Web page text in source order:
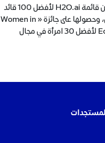
وقد نالت د. المزروعي تقديراً دولياً مرموقاً لإسهاماتها في الذكاء الاصطناعي، بما في ذلك إدراجها ضمن قائمة H2O.ai لأفضل 100 قائد
عالمي في الذكاء الاصطناعي، والاعتراف بها كإحدى أبرز النساء القياديات عالمياً في الذكاء الاصطناعي، وحصولها على جائزة « Women in
Tech MENA » ، وإدراجها ضمن رائدات الإمارات 2025، وظهورها ضمن قائمة Economy Middle East لأفضل 30 امرأة في مجال